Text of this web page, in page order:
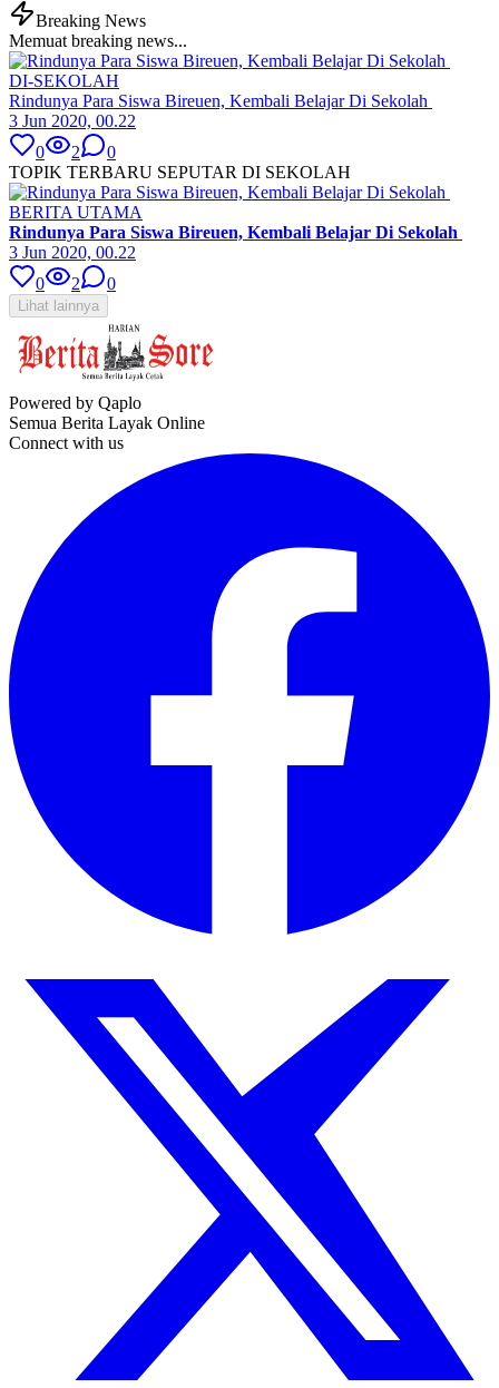
Breaking News
Memuat breaking news...
DI-SEKOLAH
Rindunya Para Siswa Bireuen, Kembali Belajar Di Sekolah
3 Jun 2020, 00.22
0
2
0
TOPIK TERBARU SEPUTAR DI SEKOLAH
BERITA UTAMA
Rindunya Para Siswa Bireuen, Kembali Belajar Di Sekolah
3 Jun 2020, 00.22
0
2 0
Lihat lainnya
Powered by Qaplo
Semua Berita Layak Online
Connect with us